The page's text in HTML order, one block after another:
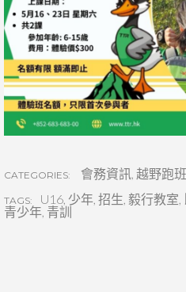
CATEGORIES: 會務資訊, 越野跑班
TAGS: U16, 少年, 招生, 毅行教室,
青少年, 青訓